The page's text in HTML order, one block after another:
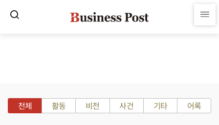
전체 활동 비전 사건 기타 어록